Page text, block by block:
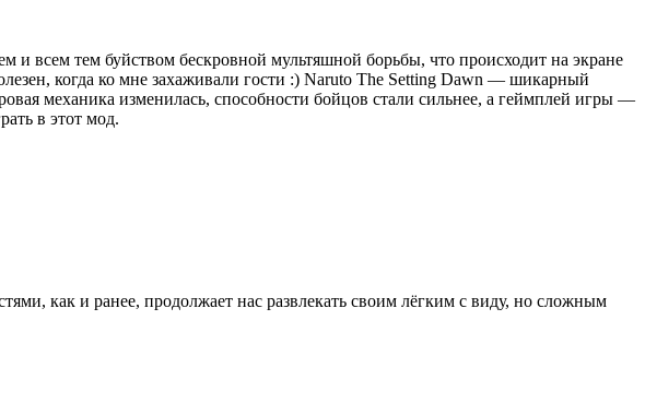
всем тем буйством бескровной мультяшной борьбы, что происходит на экране
когда ко мне захаживали гости :) Naruto The Setting Dawn — шикарный
механика изменилась, способности бойцов стали сильнее, а геймплей игры —
в этот мод.
как и ранее, продолжает нас развлекать своим лёгким с виду, но сложным